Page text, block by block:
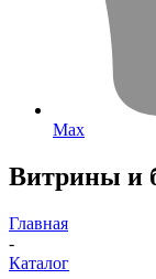
Max
Витрины и
Главная
-
Каталог